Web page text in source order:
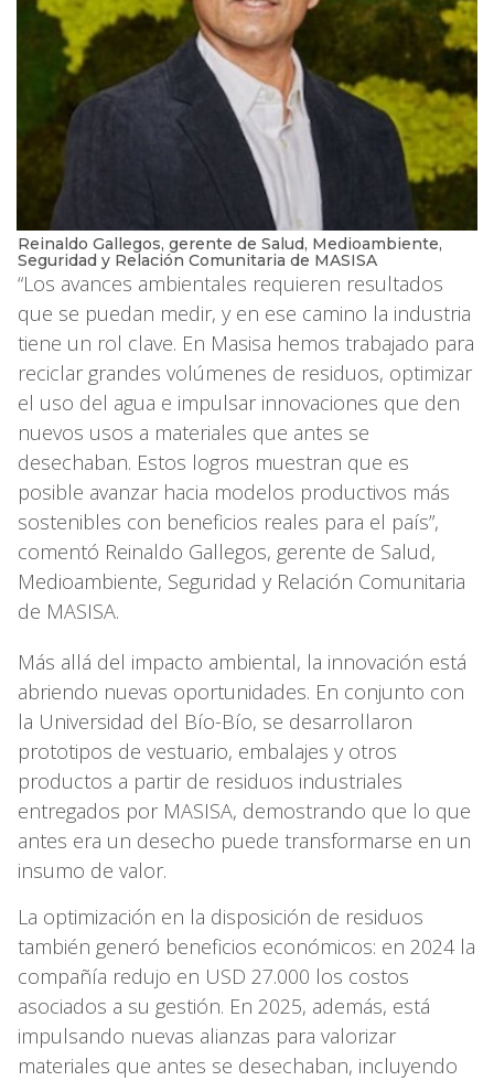
Reinaldo Gallegos, gerente de Salud, Medioambiente,
Seguridad y Relación Comunitaria de MASISA
“Los avances ambientales requieren resultados
que se puedan medir, y en ese camino la industria
tiene un rol clave. En Masisa hemos trabajado para
reciclar grandes volúmenes de residuos, optimizar
el uso del agua e impulsar innovaciones que den
nuevos usos a materiales que antes se
desechaban. Estos logros muestran que es
posible avanzar hacia modelos productivos más
sostenibles con beneficios reales para el país”,
comentó Reinaldo Gallegos, gerente de Salud,
Medioambiente, Seguridad y Relación Comunitaria
de MASISA.
Más allá del impacto ambiental, la innovación está
abriendo nuevas oportunidades. En conjunto con
la Universidad del Bío-Bío, se desarrollaron
prototipos de vestuario, embalajes y otros
productos a partir de residuos industriales
entregados por MASISA, demostrando que lo que
antes era un desecho puede transformarse en un
insumo de valor.
La optimización en la disposición de residuos
también generó beneficios económicos: en 2024 la
compañía redujo en USD 27.000 los costos
asociados a su gestión. En 2025, además, está
impulsando nuevas alianzas para valorizar
materiales que antes se desechaban, incluyendo